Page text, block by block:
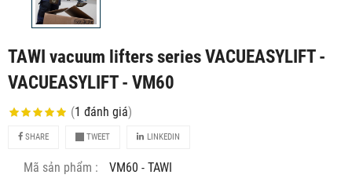
TAWI vacuum lifters series VACUEASYLIFT -
VACUEASYLIFT - VM60
(1 đánh giá)
SHARE TWEET LINKEDIN
Mã sản phẩm :
VM60 - TAWI